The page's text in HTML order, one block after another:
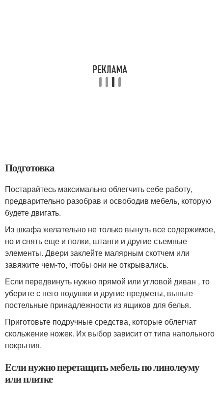
Подготовка
Постарайтесь максимально облегчить себе работу,
предварительно разобрав и освободив мебель, которую
будете двигать.
Из шкафа желательно не только вынуть все содержимое,
но и снять еще и полки, штанги и другие съемные
элементы. Двери заклейте малярным скотчем или
завяжите чем-то, чтобы они не открывались.
Если передвинуть нужно прямой или угловой диван , то
уберите с него подушки и другие предметы, выньте
постельные принадлежности из ящиков для белья.
Приготовьте подручные средства, которые облегчат
скольжение ножек. Их выбор зависит от типа напольного
покрытия.
Если нужно перетащить мебель по линолеуму
или плитке